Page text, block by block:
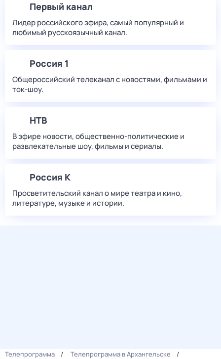
Первый канал
Лидер российского эфира, самый популярный и
любимый русскоязычный канал.
Россия 1
Общероссийский телеканал с новостями, фильмами и
ток-шоу.
НТВ
В эфире новости, общественно-политические и
развлекательные шоу, фильмы и сериалы.
Россия К
Просветительский канал о мире театра и кино,
литературе, музыке и истории.
Телепрограмма
Телепрограмма в Архангельске